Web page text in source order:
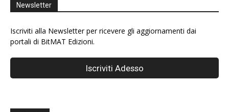
Newsletter
Iscriviti alla Newsletter per ricevere gli aggiornamenti dai
portali di BitMAT Edizioni.